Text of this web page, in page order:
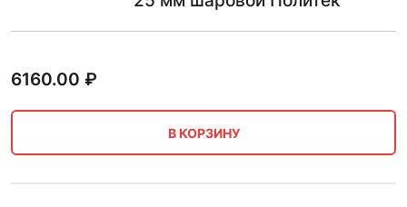
6160.00 ₽
В КОРЗИНУ